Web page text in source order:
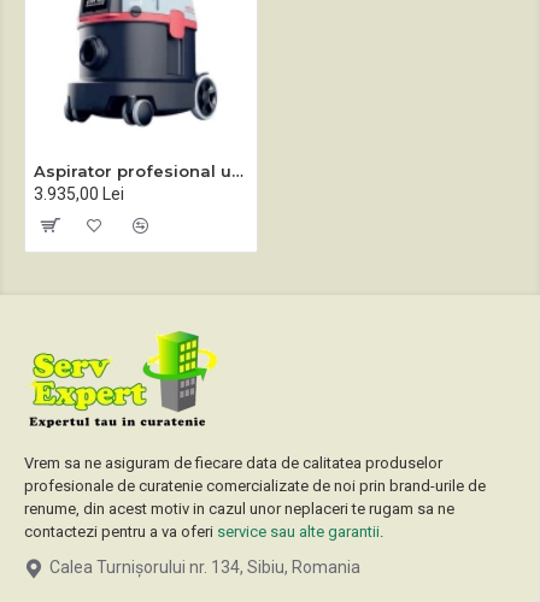
Aspirator profesional uscat fără fir Sprintus ERA IGO
3.935,00 Lei
Vrem sa ne asiguram de fiecare data de calitatea produselor
profesionale de curatenie comercializate de noi prin brand-urile de
renume, din acest motiv in cazul unor neplaceri te rugam sa ne
contactezi pentru a va oferi service sau alte garantii.
Calea Turnișorului nr. 134, Sibiu, Romania